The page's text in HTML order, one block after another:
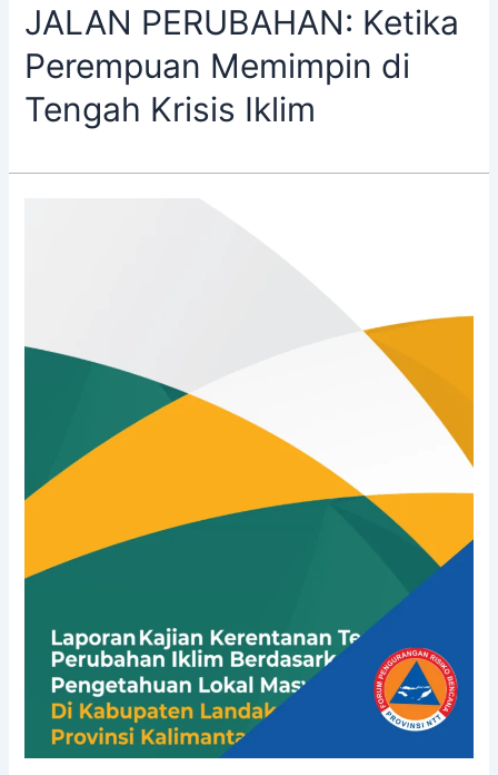
JALAN PERUBAHAN: Ketika
Perempuan Memimpin di
Tengah Krisis Iklim